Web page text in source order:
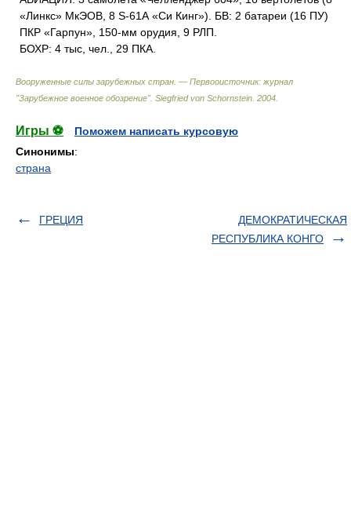
«Линкс» МкЭОВ, 8 S-61А «Си Кинг»). БВ: 2 батареи (16 ПУ)
ПКР «Гарпун», 150-мм орудия, 9 РЛП.
БОХР: 4 тыс, чел., 29 ПКА.
Вооруженные силы зарубежных стран. — Первооисточник: журнал
"Зарубежное военное обозрение". Siegfried von Schornstein 2004
Игры ⚽
Поможем написать курсовую
Синонимы:
страна
ГРЕЦИЯ
ДЕМОКРАТИЧЕСКАЯ
РЕСПУБЛИКА КОНГО